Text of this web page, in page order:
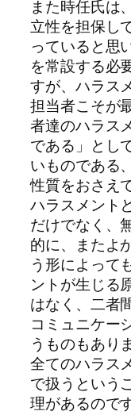
また時任氏は
立性を担保し
っていると思
を常設する必
すが、ハラス
担当者こそが
者達のハラス
である」とし
いものである
性質をおさえ
ハラスメント
だけでなく、
的に、またよ
う形によって
ントが生じる
はなく、二者
コミュニケー
うものもあり
全てのハラス
で扱うという
理があるのです